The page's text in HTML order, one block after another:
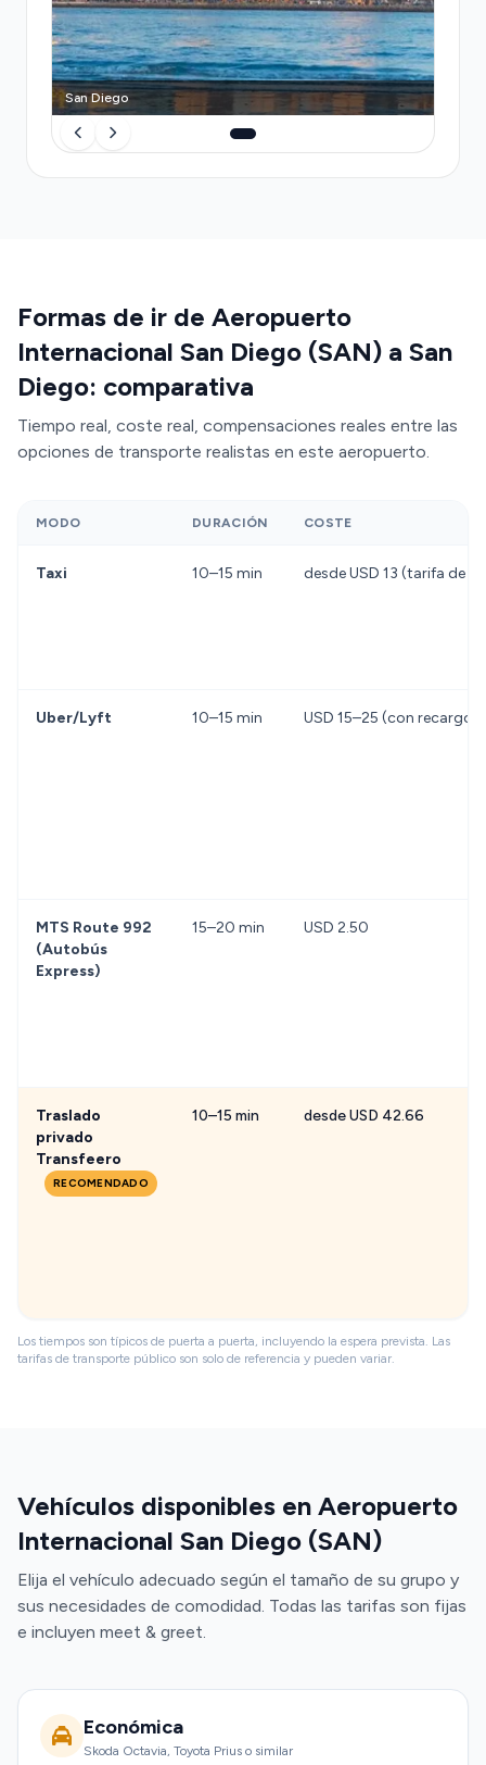
Transfeero elimina estas fricciones: precio
transparente garantizado, conductor profesional
esperándote con tu nombre, y flexibilidad para
cambios de terminal o retrasos de vuelo sin costo
adicional.
San Diego
Formas de ir de Aeropuerto
Internacional San Diego (SAN) a San
Diego: comparativa
Tiempo real, coste real, compensaciones reales entre las
opciones de transporte realistas en este aeropuerto.
MODO DURACIÓN COSTE
Taxi 10–15 min desde USD 13 (tarifa de
Uber/Lyft 10–15 min USD 15–25 (con recargo
MTS Route 992
(Autobús
Express)
15–20 min USD 2.50
Traslado
privado
Transfeero
RECOMENDADO
10–15 min desde USD 42.66
Los tiempos son típicos de puerta a puerta, incluyendo la espera prevista. Las
tarifas de transporte público son solo de referencia y pueden variar.
Vehículos disponibles en Aeropuerto
Internacional San Diego (SAN)
Elija el vehículo adecuado según el tamaño de su grupo y
sus necesidades de comodidad. Todas las tarifas son fijas
e incluyen meet & greet.
Económica
Skoda Octavia, Toyota Prius o similar